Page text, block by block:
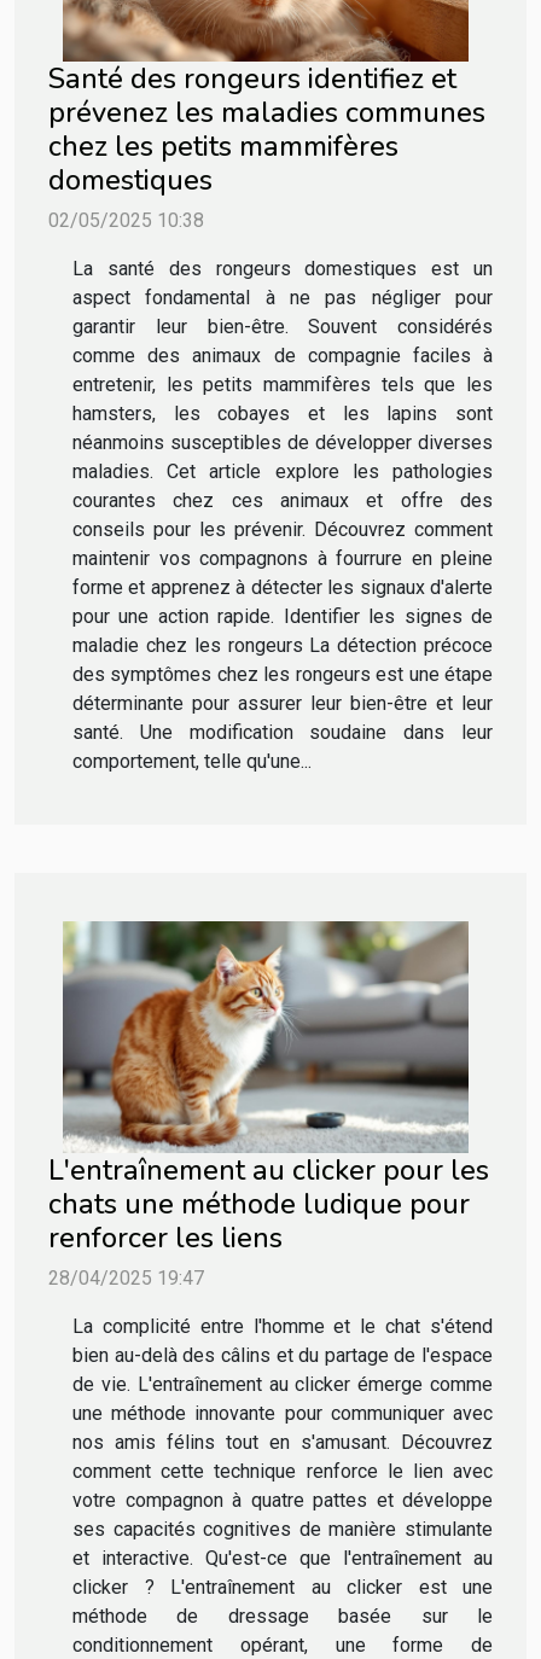
Santé des rongeurs identifiez et
prévenez les maladies communes
chez les petits mammifères
domestiques
02/05/2025 10:38
La santé des rongeurs domestiques est un
aspect fondamental à ne pas négliger pour
garantir leur bien-être. Souvent considérés
comme des animaux de compagnie faciles à
entretenir, les petits mammifères tels que les
hamsters, les cobayes et les lapins sont
néanmoins susceptibles de développer diverses
maladies. Cet article explore les pathologies
courantes chez ces animaux et offre des
conseils pour les prévenir. Découvrez comment
maintenir vos compagnons à fourrure en pleine
forme et apprenez à détecter les signaux d'alerte
pour une action rapide. Identifier les signes de
maladie chez les rongeurs La détection précoce
des symptômes chez les rongeurs est une étape
déterminante pour assurer leur bien-être et leur
santé. Une modification soudaine dans leur
comportement, telle qu'une...
L'entraînement au clicker pour les
chats une méthode ludique pour
renforcer les liens
28/04/2025 19:47
La complicité entre l'homme et le chat s'étend
bien au-delà des câlins et du partage de l'espace
de vie. L'entraînement au clicker émerge comme
une méthode innovante pour communiquer avec
nos amis félins tout en s'amusant. Découvrez
comment cette technique renforce le lien avec
votre compagnon à quatre pattes et développe
ses capacités cognitives de manière stimulante
et interactive. Qu'est-ce que l'entraînement au
clicker ? L'entraînement au clicker est une
méthode de dressage basée sur le
conditionnement opérant, une forme de